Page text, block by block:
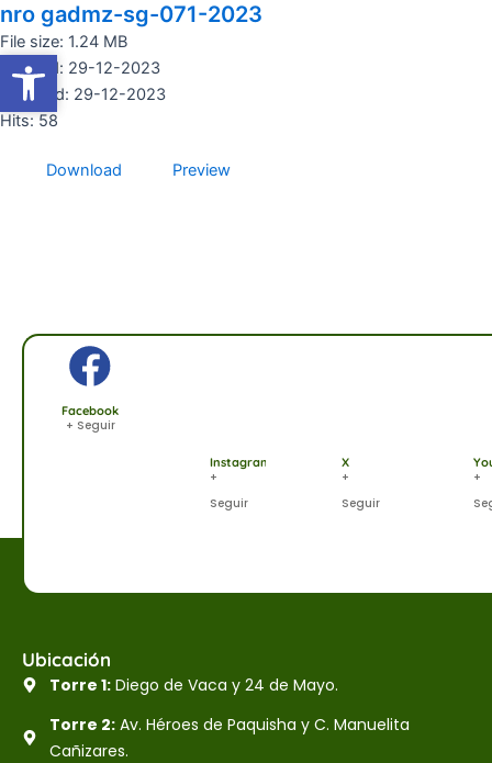
Abrir barra de herramientas
Ir
al
contenido
nro gadmz-sg-071-2023
File size: 1.24 MB
Created: 29-12-2023
Updated: 29-12-2023
Hits: 58
Download Preview
Facebook
+ Seguir
Instagram
+
Seguir
X
+
Seguir
+
Ubicación
Torre 1:Diego de Vaca y 24 de Mayo.
Torre 2:Av. Héroes de Paquisha y C. Manuelita
Cañizares.
Abrir barra de herramientas